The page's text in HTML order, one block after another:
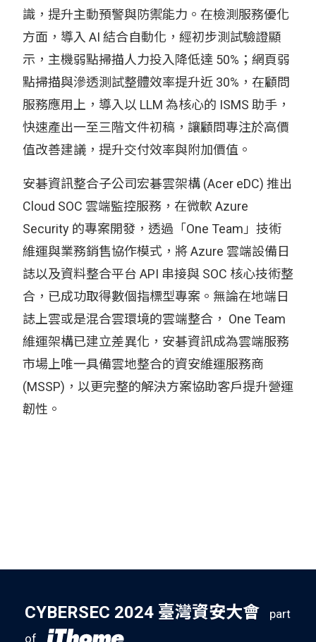
識，提升主動預警與防禦能力。在檢測服務優化
方面，導入 AI 結合自動化，經初步測試驗證顯
示，主機弱點掃描人力投入降低達 50%；網頁弱
點掃描與滲透測試整體效率提升近 30%，在顧問
服務應用上，導入以 LLM 為核心的 ISMS 助手，
快速產出一至三階文件初稿，讓顧問專注於高價
值改善建議，提升交付效率與附加價值。
安碁資訊整合子公司宏碁雲架構 (Acer eDC) 推出
Cloud SOC 雲端監控服務，在微軟 Azure
Security 的專案開發，透過「One Team」技術
維運與業務銷售協作模式，將 Azure 雲端設備日
誌以及資料整合平台 API 串接與 SOC 核心技術整
合，已成功取得數個指標型專案。無論在地端日
誌上雲或是混合雲環境的雲端整合， One Team
維運架構已建立差異化，安碁資訊成為雲端服務
市場上唯一具備雲地整合的資安維運服務商
(MSSP)，以更完整的解決方案協助客戶提升營運
韌性。
CYBERSEC 2024 臺灣資安大會
part
of